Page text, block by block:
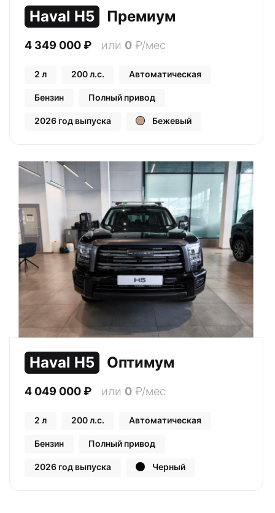
Haval H5 Премиум
4 349 000₽ или 0 ₽/мес
2 л 200 л.с. Автоматическая
Бензин Полный привод
2026 год выпуска Бежевый
Haval H5 Оптимум
4 049 000₽ или 0 ₽/мес
2 л 200 л.с. Автоматическая
Бензин Полный привод
2026 год выпуска Черный